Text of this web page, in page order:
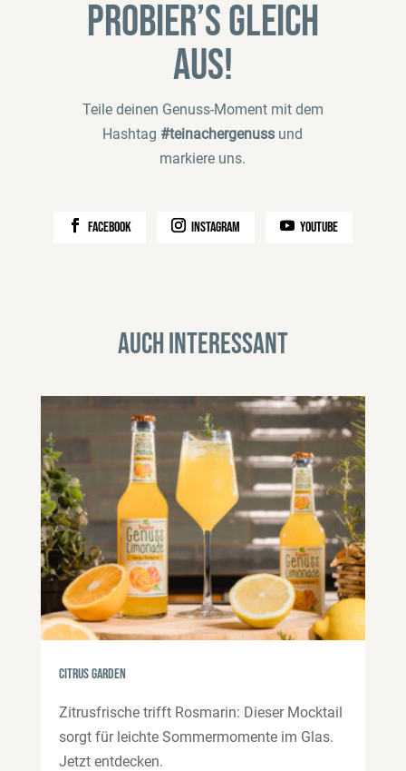
Probier’s gleich
aus!
Teile deinen Genuss-Moment mit dem
Hashtag #teinachergenuss und
markiere uns.
facebook instagram youtube
Auch interessant
Citrus Garden
Zitrusfrische trifft Rosmarin: Dieser Mocktail
sorgt für leichte Sommermomente im Glas.
Jetzt entdecken.